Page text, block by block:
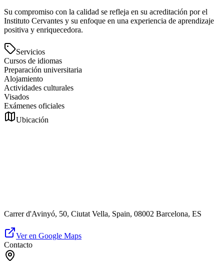
Su compromiso con la calidad se refleja en su acreditación por el
Instituto Cervantes y su enfoque en una experiencia de aprendizaje
positiva y enriquecedora.
Servicios
Cursos de idiomas
Preparación universitaria
Alojamiento
Actividades culturales
Visados
Exámenes oficiales
Ubicación
Carrer d'Avinyó, 50, Ciutat Vella, Spain, 08002 Barcelona, ES
Ver en Google Maps
Contacto